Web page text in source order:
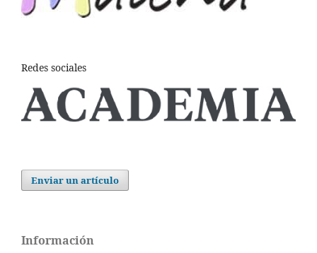
Redes sociales
Enviar un artículo
Información